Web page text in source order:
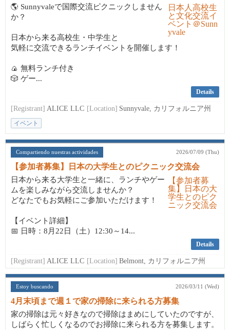
🌎 Sunnyvaleで国際交流ピクニックしません
か？
日本から来る高校生・中学生と
気軽に交流できるランチイベントを開催します！
🍙 無料ランチ付き
🎲 ゲー...
Details
[Registrant] ALICE LLC [Location] Sunnyvale, カリフォルニア州
イベント
Compartiendo nuestras actividades 2026/07/09 (Thu)
【参加者募集】日本の大学生とのピクニック交流会
日本から来る大学生と一緒に、ランチやゲー
ムを楽しみながら交流しませんか？
どなたでもお気軽にご参加いただけます！
【イベント詳細】
📅 日時：8月22日（土）12:30～14...
Details
[Registrant] ALICE LLC [Location] Belmont, カリフォルニア州
Estoy buscando 2026/03/11 (Wed)
4月末頃まで週１で家の掃除に来られる方募集
家の掃除は元々好きなので掃除はまめにしていたのですが、
しばらく忙しくなるのでお掃除に来られる方を募集します。